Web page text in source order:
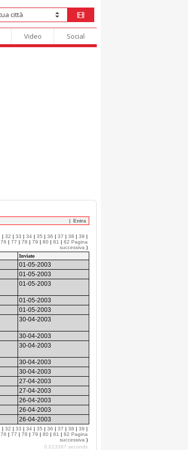
Video Social
Entra
| 32 | 33 | 34 | 35 | 36 | 37 | 38 | 39 |
76 | 77 | 78 | 79 | 80 | 81 | 82 Pagina
successiva )
Inviato
01-05-2003
01-05-2003
01-05-2003
01-05-2003
01-05-2003
30-04-2003
30-04-2003
30-04-2003
30-04-2003
30-04-2003
27-04-2003
27-04-2003
26-04-2003
26-04-2003
26-04-2003
| 32 | 33 | 34 | 35 | 36 | 37 | 38 | 39 |
76 | 77 | 78 | 79 | 80 | 81 | 82 Pagina
successiva )
0.013387 seconds.